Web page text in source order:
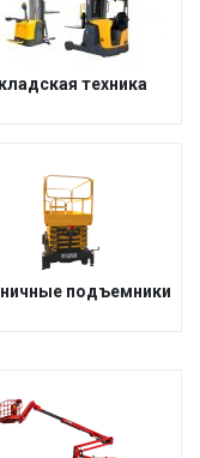
техника
подъемники